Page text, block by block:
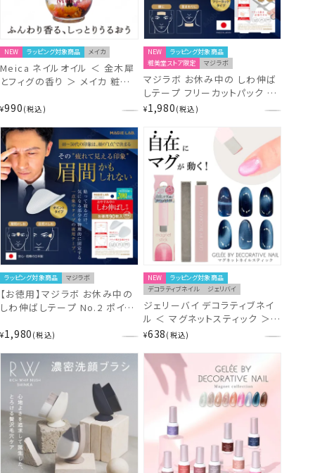
NEW ラッピング対象商品 メイカ
Meica ネイルオイル ＜ 金木犀
とフィグの香り ＞ メイカ 粧美
¥990 税込
NEW
ラッピング対象商品
粧美堂ストア限定
マジラボ
マジラボ お休み中の しわ伸ば
しテープ フリーカットパック ＜
10シート入＞ 日本製医療用テ
MG13398 shobido 粧美堂
¥1,980 税込
ラッピング対象商品 マジラボ
【お徳用】マジラボ お休み中の
しわ伸ばしテープ No.2 ポイン
入) 【1箱あたり919円お徳の増
shobido 粧美堂
¥1,980 税込
NEW
ラッピング対象商品
デコラティブネイル
ジェリバイ
ジェリーバイ デコラティブネイ
ル ＜ マグネットスティック ＞
マグネットネイル専用磁石 粧美
¥638 税込